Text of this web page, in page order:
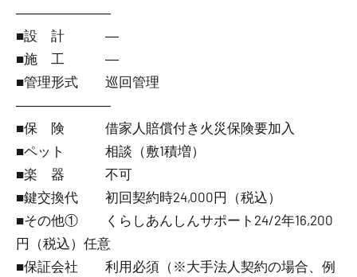
―――――――
■設 計 ―
■施 工 ―
■管理形式 巡回管理
―――――――
■保 険 借家人賠償付き火災保険要加入
■ペット 相談（敷1積増）
■楽 器 不可
■鍵交換代 初回契約時24,000円（税込）
■その他① くらしあんしんサポート24/2年16,200
円（税込）任意
■保証会社 利用必須（※大手法人契約の場合、例